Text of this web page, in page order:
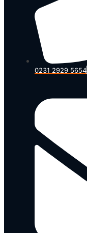
0231 2929 5654